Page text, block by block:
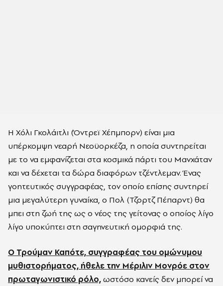
Η Χόλι Γκολάιτλι (Όντρεϊ Χέπμπορν) είναι μια
υπέρκομψη νεαρή Νεοϋορκέζα, η οποία συντηρείται
με το να εμφανίζεται στα κοσμικά πάρτι του Μανχάταν
και να δέχεται τα δώρα διαφόρων τζέντλεμαν. Ένας
γοητευτικός συγγραφέας, τον οποίο επίσης συντηρεί
μια μεγαλύτερη γυναίκα, ο Πολ (Τζορτζ Πέπαρντ) θα
μπει στη ζωή της ως ο νέος της γείτονας ο οποίος λίγο
λίγο υποκύπτει στη σαγηνευτική ομορφιά της.
Ο Τρούμαν Καπότε, συγγραφέας του ομώνυμου
μυθιστορήματος, ήθελε την Μέριλιν Μονρόε στον
πρωταγωνιστικό ρόλο,ωστόσο κανείς δεν μπορεί να